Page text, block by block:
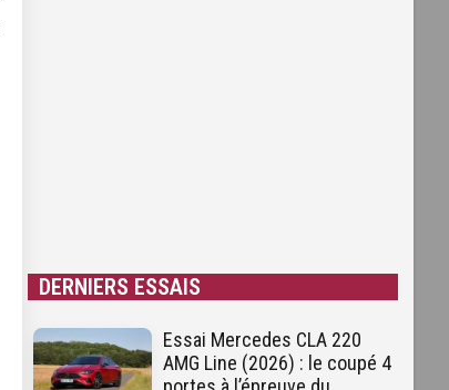
DERNIERS ESSAIS
Essai Mercedes CLA 220
AMG Line (2026) : le coupé 4